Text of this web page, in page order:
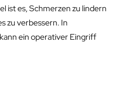
ist es, Schmerzen zu lindern
zu verbessern. In
ein operativer Eingriff